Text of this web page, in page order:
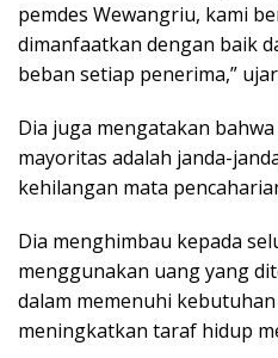
pemdes Wewangriu, kami
dimanfaatkan dengan baik
beban setiap penerima,”
Dia juga mengatakan
mayoritas adalah janda-
kehilangan mata
Dia menghimbau kepada
menggunakan uang yang
dalam memenuhi
meningkatkan taraf hidup